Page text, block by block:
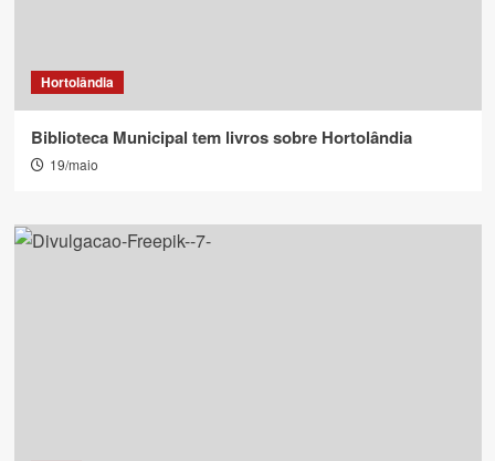
Hortolândia
Biblioteca Municipal tem livros sobre Hortolândia
19/maio